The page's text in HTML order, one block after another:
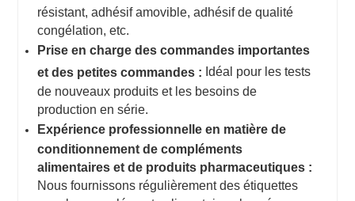
résistant, adhésif amovible, adhésif de qualité
congélation, etc.
Prise en charge des commandes importantes
et des petites commandes : Idéal pour les tests
de nouveaux produits et les besoins de
production en série.
Expérience professionnelle en matière de
conditionnement de compléments
alimentaires et de produits pharmaceutiques :
Nous fournissons régulièrement des étiquettes